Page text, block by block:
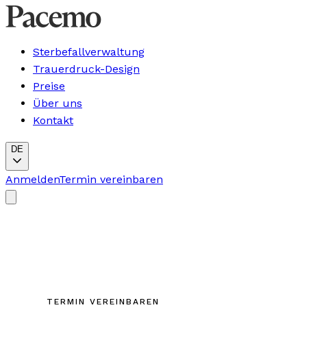
Sterbefallverwaltung
Trauerdruck-Design
Preise
Über uns
Kontakt
DE
AnmeldenTermin vereinbaren
TERMIN VEREINBAREN